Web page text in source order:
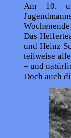
Am 10.
Das
und Heinz
teilweise
– und
Doch auch